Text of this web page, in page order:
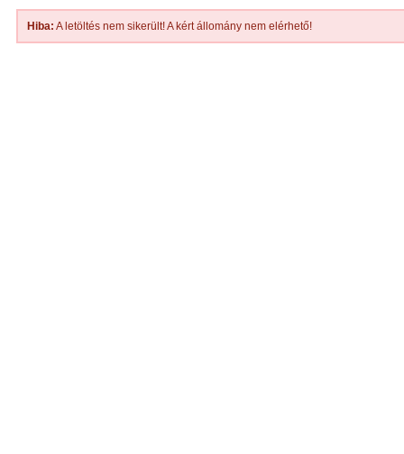
Hiba: A letöltés nem sikerült! A kért állomány nem elérhető!